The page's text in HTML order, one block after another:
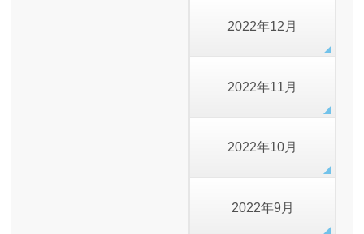
2022年12月
2022年11月
2022年10月
2022年9月